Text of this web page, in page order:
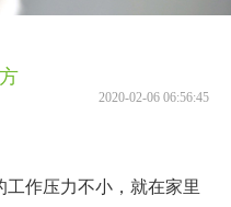
2020-02-06 06:56:45
作压力不小，就在家里